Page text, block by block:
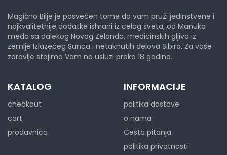
Magično Bilje je posvećen tome da vam pruži jedinstvene i
najkvalitetnije dodatke ishrani iz celog sveta, od Manuka
meda sa dalekog Novog Zelanda, medicinskih gljiva iz
zemlje Izlazećeg Sunca i netaknutih delova Sibira. Za vaše
zdravlje stojimo Vam na usluzi preko 18 godina.
KATALOG
checkout
cart
prodavnica
INFORMACIJE
politika dostave
o nama
Česta pitanja
politika privatnosti